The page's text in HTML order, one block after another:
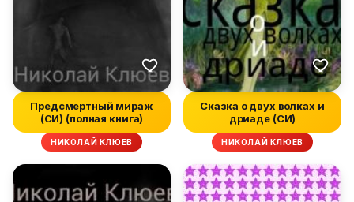
Предсмертный мираж
(СИ) (полная книга)
НИКОЛАЙ КЛЮЕВ
Сказка о двух волках и
дриаде (СИ)
НИКОЛАЙ КЛЮЕВ